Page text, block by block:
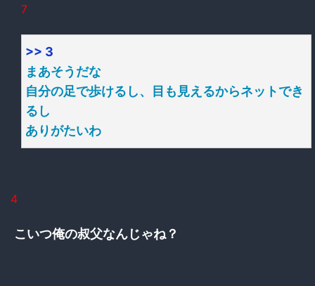
7
>> 3
まあそうだな
自分の足で歩けるし、目も見えるからネットでき
るし
ありがたいわ
4
こいつ俺の叔父なんじゃね？